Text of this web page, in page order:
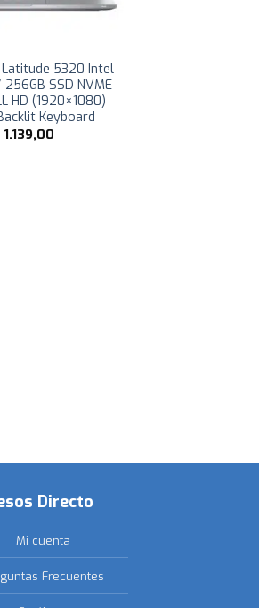
5320 Intel
256GB SSD NVME
HD (1920×1080)
Keyboard
1.139,00
Directo
Mi cuenta
Frecuentes